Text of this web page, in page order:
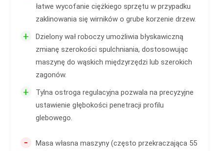
łatwe wycofanie ciężkiego sprzętu w przypadku
zaklinowania się wirników o grube korzenie drzew.
+
Dzielony wał roboczy umożliwia błyskawiczną
zmianę szerokości spulchniania, dostosowując
maszynę do wąskich międzyrzędzi lub szerokich
zagonów.
+
Tylna ostroga regulacyjna pozwala na precyzyjne
ustawienie głębokości penetracji profilu
glebowego.
-
Masa własna maszyny (często przekraczająca 55